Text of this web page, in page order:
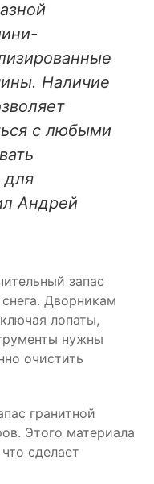
Наличие
с любыми
для
Андрей
запас
Дворникам
лопаты,
нужны
очистить
гранитной
Этого материала
сделает